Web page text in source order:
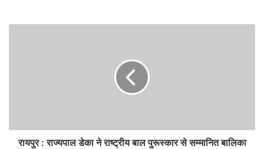
रायपुर : राज्यपाल डेका ने राष्ट्रीय बाल पुरूस्कार से सम्मानित बालिका